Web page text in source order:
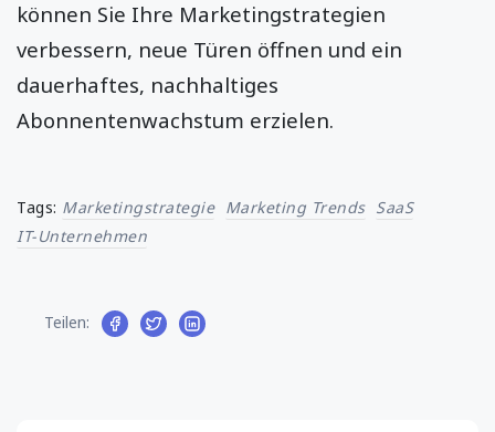
können Sie Ihre Marketingstrategien
verbessern, neue Türen öffnen und ein
dauerhaftes, nachhaltiges
Abonnentenwachstum erzielen.
Tags: Marketingstrategie Marketing Trends SaaS
IT-Unternehmen
Teilen: